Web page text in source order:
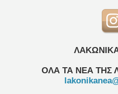
ΟΛΑ ΤΑ ΝΕΑ ΤΗΣ